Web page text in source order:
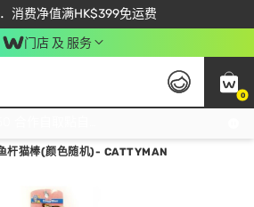
消费净值满HK$399免运费
为易赏钱会员尽享独家优惠
买满$450 输入 NEWAPP 即减$50
门店 及 服务
0
杆猫棒(颜色随机)- CATTYMAN